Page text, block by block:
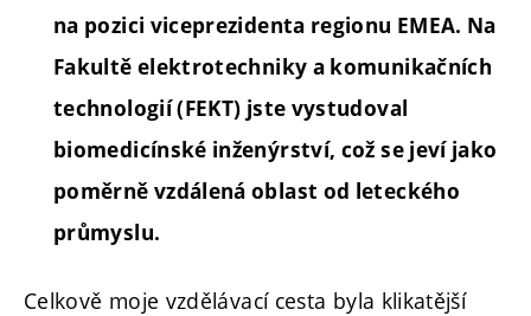
na pozici viceprezidenta regionu EMEA. Na
Fakultě elektrotechniky a komunikačních
technologií (FEKT) jste vystudoval
biomedicínské inženýrství, což se jeví jako
poměrně vzdálená oblast od leteckého
průmyslu.
Celkově moje vzdělávací cesta byla klikatější